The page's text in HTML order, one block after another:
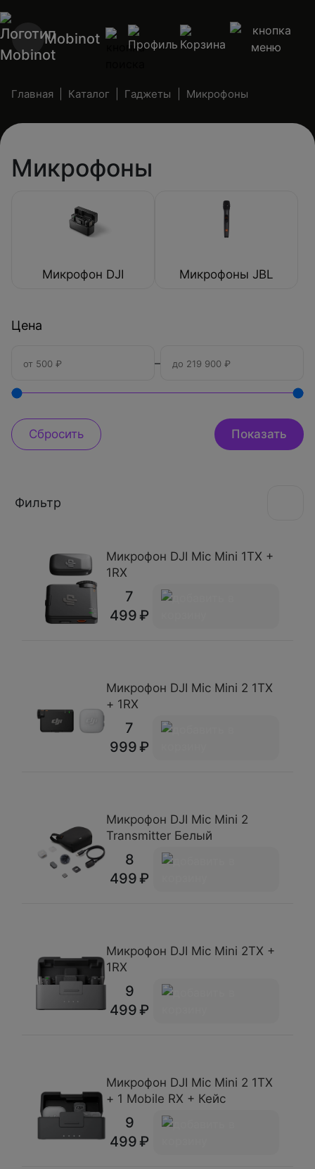
Mobinot
Главная Каталог Гаджеты Микрофоны
Микрофоны
Микрофон DJI Микрофоны JBL
Цена
–
Фильтр
Микрофон DJI Mic Mini 1TX +
1RX
7
499
Микрофон DJI Mic Mini 2 1TX
+ 1RX
7
999
Микрофон DJI Mic Mini 2
Transmitter Белый
8
499
Микрофон DJI Mic Mini 2TX +
1RX
9
499
Микрофон DJI Mic Mini 2 1TX
+ 1 Mobile RX + Кейс
9
499